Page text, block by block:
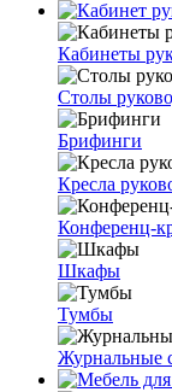
Кабинеты
Столы
Брифинги
Кресла
Конференц-
Шкафы
Тумбы
Журнальные